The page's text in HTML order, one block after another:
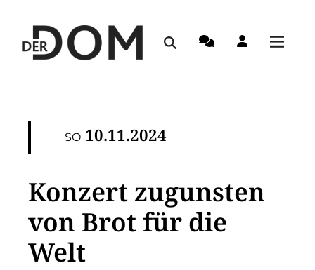
SO 10.11.2024
Konzert zugunsten
von Brot für die
Welt